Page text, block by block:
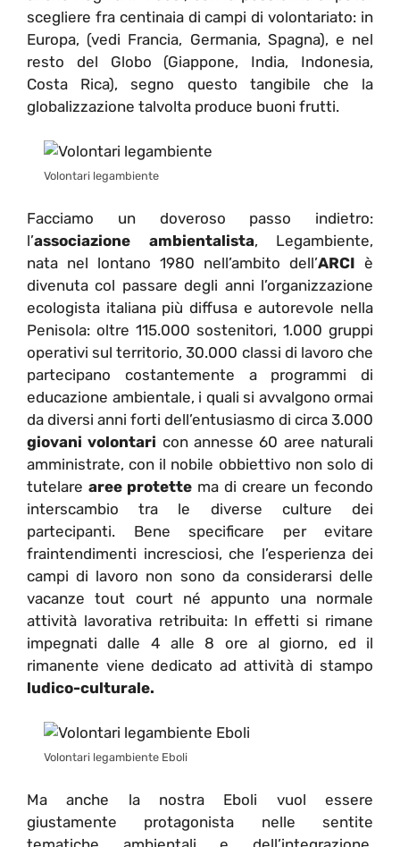
scegliere fra centinaia di campi di volontariato: in
Europa, (vedi Francia, Germania, Spagna), e nel
resto del Globo (Giappone, India, Indonesia,
Costa Rica), segno questo tangibile che la
globalizzazione talvolta produce buoni frutti.
Volontari legambiente
Facciamo un doveroso passo indietro:
l’associazione ambientalista, Legambiente,
nata nel lontano 1980 nell’ambito dell’ARCI è
divenuta col passare degli anni l’organizzazione
ecologista italiana più diffusa e autorevole nella
Penisola: oltre 115.000 sostenitori, 1.000 gruppi
operativi sul territorio, 30.000 classi di lavoro che
partecipano costantemente a programmi di
educazione ambientale, i quali si avvalgono ormai
da diversi anni forti dell’entusiasmo di circa 3.000
giovani volontari con annesse 60 aree naturali
amministrate, con il nobile obbiettivo non solo di
tutelare aree protette ma di creare un fecondo
interscambio tra le diverse culture dei
partecipanti. Bene specificare per evitare
fraintendimenti incresciosi, che l’esperienza dei
campi di lavoro non sono da considerarsi delle
vacanze tout court né appunto una normale
attività lavorativa retribuita: In effetti si rimane
impegnati dalle 4 alle 8 ore al giorno, ed il
rimanente viene dedicato ad attività di stampo
ludico-culturale.
Volontari legambiente Eboli
Ma anche la nostra Eboli vuol essere
giustamente protagonista nelle sentite